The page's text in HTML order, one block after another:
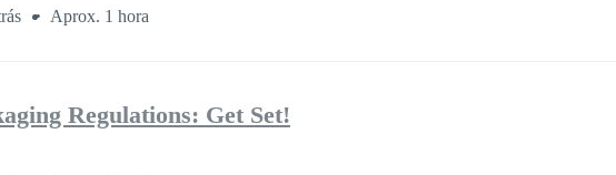
Aprox. 1 hora
Regulations: Get Set!